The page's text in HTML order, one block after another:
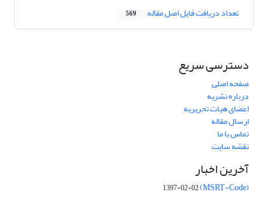
تعداد دریافت فایل اصل مقاله 569
دسترسی سریع
صفحه اصلی
درباره نشریه
اعضای هیات تحریریه
ارسال مقاله
تماس با ما
نقشه سایت
آخرین اخبار
(MSRT-Code)
1397-02-02